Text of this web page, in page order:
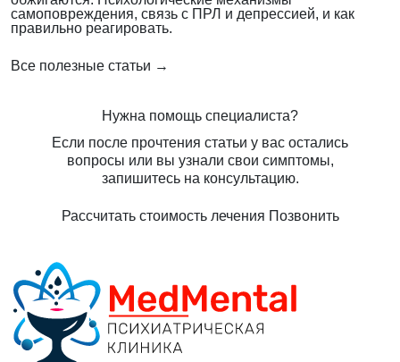
самоповреждения, связь с ПРЛ и депрессией, и как
правильно реагировать.
Все полезные статьи →
Нужна помощь специалиста?
Если после прочтения статьи у вас остались
вопросы или вы узнали свои симптомы,
запишитесь на консультацию.
Рассчитать стоимость лечения Позвонить